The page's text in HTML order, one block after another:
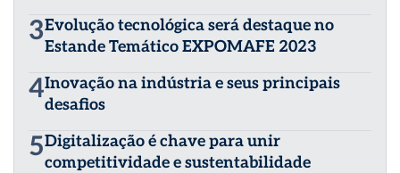
3Evolução tecnológica será destaque no
Estande Temático EXPOMAFE 2023
4Inovação na indústria e seus principais
desafios
5Digitalização é chave para unir
competitividade e sustentabilidade